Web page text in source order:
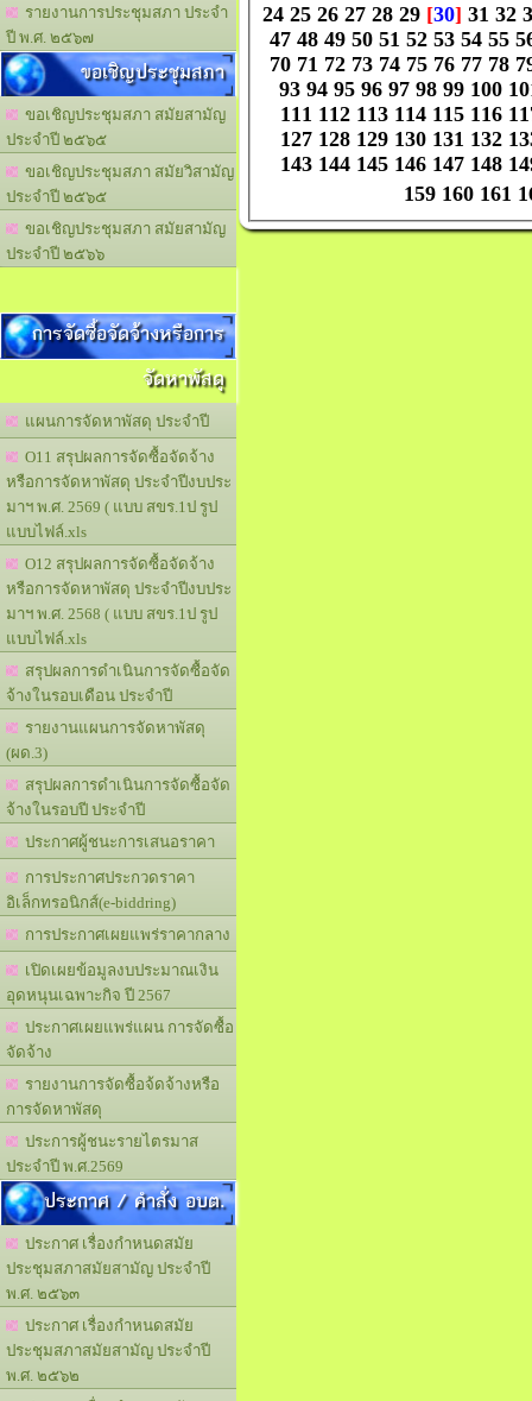
รายงานการประชุมสภา ประจำ
ปี พ.ศ. ๒๕๖๗
ขอเชิญประชุมสภา
ขอเชิญประชุมสภา สมัยสามัญ
ประจำปี ๒๕๖๕
ขอเชิญประชุมสภา สมัยวิสามัญ
ประจำปี ๒๕๖๕
ขอเชิญประชุมสภา สมัยสามัญ
ประจำปี ๒๕๖๖
การจัดซื้อจัดจ้างหรือการ
จัดหาพัสดุ
แผนการจัดหาพัสดุ ประจำปี
O11 สรุปผลการจัดซื้อจัดจ้าง
หรือการจัดหาพัสดุ ประจำปีงบประ
มาฯ พ.ศ. 2569 ( แบบ สขร.1ป รูป
แบบไฟล์.xls
O12 สรุปผลการจัดซื้อจัดจ้าง
หรือการจัดหาพัสดุ ประจำปีงบประ
มาฯ พ.ศ. 2568 ( แบบ สขร.1ป รูป
แบบไฟล์.xls
สรุปผลการดำเนินการจัดซื้อจัด
จ้างในรอบเดือน ประจำปี
รายงานแผนการจัดหาพัสดุ
(ผด.3)
สรุปผลการดำเนินการจัดซื้อจัด
จ้างในรอบปี ประจำปี
ประกาศผู้ชนะการเสนอราคา
การประกาศประกวดราคา
อิเล็กทรอนิกส์(e-biddring)
การประกาศเผยแพร่ราคากลาง
เปิดเผยข้อมูลงบประมาณเงิน
อุดหนุนเฉพาะกิจ ปี 2567
ประกาศเผยแพร่แผน การจัดซื้อ
จัดจ้าง
รายงานการจัดซื้อจ้ดจ้างหรือ
การจัดหาพัสดุ
ประการผู้ชนะรายไตรมาส
ประจำปี พ.ศ.2569
ประกาศ / คำสั่ง อบต.
ประกาศ เรื่องกำหนดสมัย
ประชุมสภาสมัยสามัญ ประจำปี
พ.ศ. ๒๕๖๓
ประกาศ เรื่องกำหนดสมัย
ประชุมสภาสมัยสามัญ ประจำปี
พ.ศ. ๒๕๖๒
24 25 26 27 28 29 [30] 31 32
47 48 49 50 51 52 53 54 55
70 71 72 73 74 75 76 77 78
93 94 95 96 97 98 99 100
111 112 113 114 115 116
127 128 129 130 131 132
143 144 145 146 147 148
159 160 161